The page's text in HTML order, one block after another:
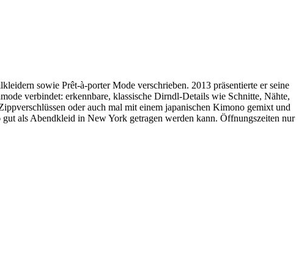
sowie Prêt-à-porter Mode verschrieben. 2013 präsentierte er seine
verbindet: erkennbare, klassische Dirndl-Details wie Schnitte, Nähte,
oder auch mal mit einem japanischen Kimono gemixt und
als Abendkleid in New York getragen werden kann. Öffnungszeiten nur